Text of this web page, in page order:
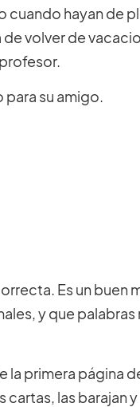
hayan de
volver de
para su amigo.
Es un buen
y que palabras
la primera página
las barajan